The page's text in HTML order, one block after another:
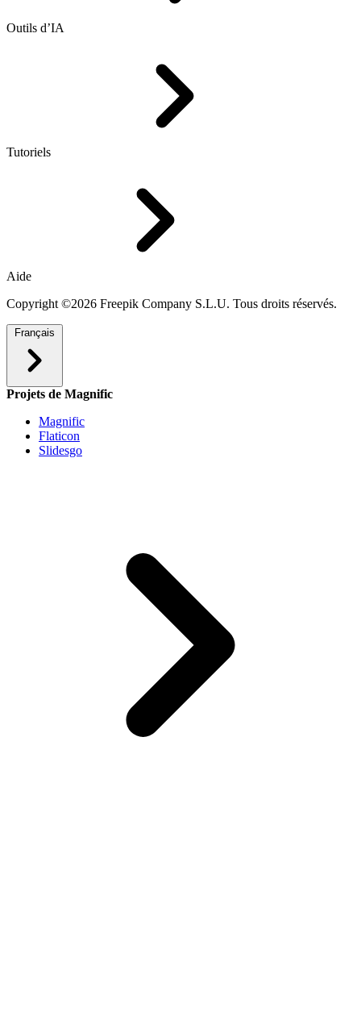
Outils d’IA
Tutoriels
Aide
Copyright ©2026 Freepik Company S.L.U. Tous droits réservés.
Français
Projets de Magnific
Magnific
Flaticon
Slidesgo